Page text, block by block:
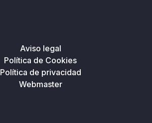
Aviso legal
Política de Cookies
Política de privacidad
Webmaster